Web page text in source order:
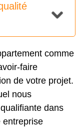
comme
faire
de votre projet.
nous
dans
entreprise